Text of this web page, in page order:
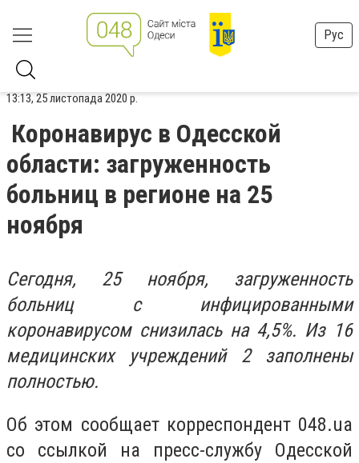
Рус
13:13, 25 листопада 2020 р.
Коронавирус в Одесской
области: загруженность
больниц в регионе на 25
ноября
Сегодня, 25 ноября, загруженность
больниц с инфицированными
коронавирусом снизилась на 4,5%. Из 16
медицинских учреждений 2 заполнены
полностью.
Об этом сообщает корреспондент 048.ua
со ссылкой на пресс-службу Одесской